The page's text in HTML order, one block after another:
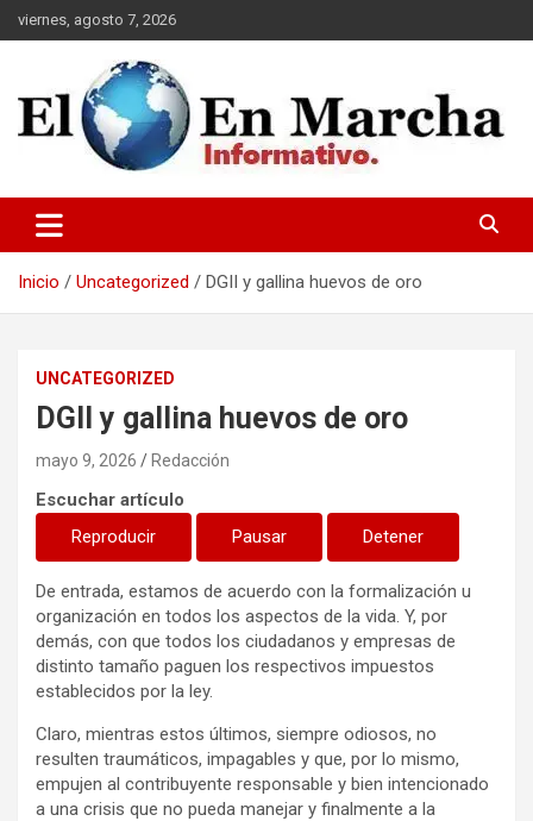
Saltar
al
viernes, agosto 7, 2026
elmundoenmarcha.net
Inicio Uncategorized DGII y gallina huevos de oro
UNCATEGORIZED
DGII y gallina huevos de oro
mayo 9, 2026 Redacción
Escuchar artículo
Reproducir
Pausar Detener
De entrada, estamos de acuerdo con la formalización u
organización en todos los aspectos de la vida. Y, por
demás, con que todos los ciudadanos y empresas de
distinto tamaño paguen los respectivos impuestos
establecidos por la ley.
Claro, mientras estos últimos, siempre odiosos, no
resulten traumáticos, impagables y que, por lo mismo,
empujen al contribuyente responsable y bien intencionado
a una crisis que no pueda manejar y finalmente a la